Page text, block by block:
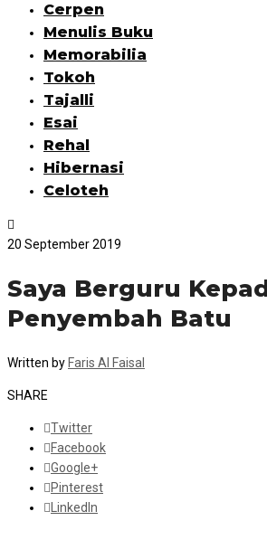
Cerpen
Menulis Buku
Memorabilia
Tokoh
Tajalli
Esai
Rehal
Hibernasi
Celoteh
20 September 2019
Saya Berguru
Penyembah Batu
Written by Faris Al Faisal
SHARE
Twitter
Facebook
Google+
Pinterest
LinkedIn